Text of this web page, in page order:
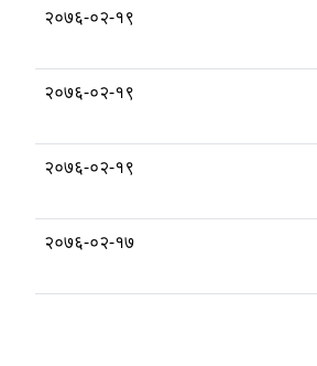
२०७६-०२-१९
२०७६-०२-१९
२०७६-०२-१९
२०७६-०२-१७